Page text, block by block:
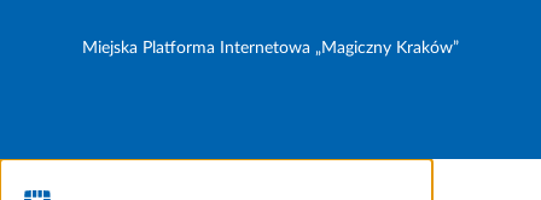
Miejska Platforma Internetowa „Magiczny Kraków”